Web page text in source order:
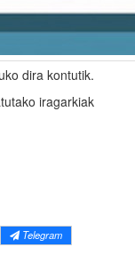
dira kontutik.
iragarkiak
Telegram